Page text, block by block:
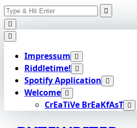
Skip
to
content
Search
for:
Impressum
Riddletime!
Spotify Application
Welcome
CrEaTiVe BrEaKfAsT